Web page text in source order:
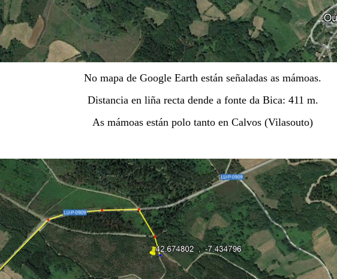
No mapa de Google Earth están señaladas as mámoas.
Distancia en liña recta dende a fonte da Bica: 411 m.
As mámoas están polo tanto en Calvos (Vilasouto)